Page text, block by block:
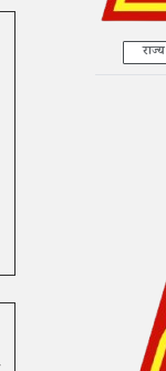
राज्य